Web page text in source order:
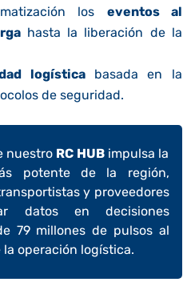
los eventos al
hasta la liberación de la
logísticabasada en la
de seguridad.
nuestro RC HUBimpulsa la
potente de la región,
y proveedores
datos en decisiones
79 millones de pulsos al
la operación logística.